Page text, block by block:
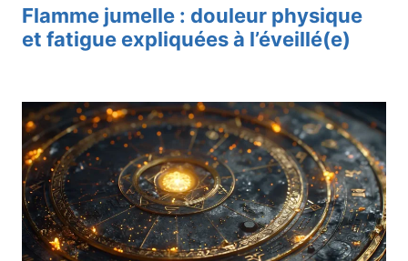
Flamme jumelle : douleur physique
et fatigue expliquées à l’éveillé(e)